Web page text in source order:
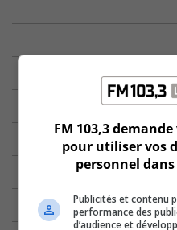
FM 103,3
pour utiliser vos
personnel
Publicités et contenu
performance des
d’audience et